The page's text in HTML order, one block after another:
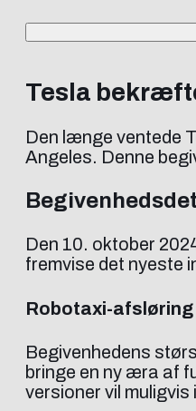
Tesla
Den længe ventede
Angeles. Denne
Den 10. oktober
fremvise det nyeste
Robotaxi-afsløring
Begivenhedens
bringe en ny æra af
versioner vil muligvis